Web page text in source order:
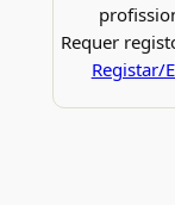
Requer
Registar/